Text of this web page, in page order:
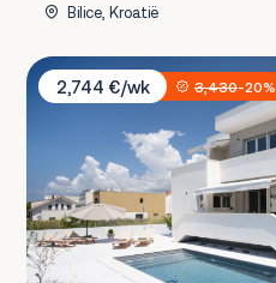
Bilice, Kroatië
Villa Residence Opera
2,744 €/wk
3,430-20%